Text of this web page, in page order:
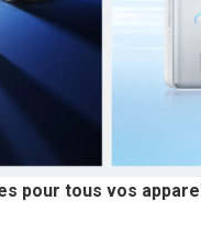
pour tous vos